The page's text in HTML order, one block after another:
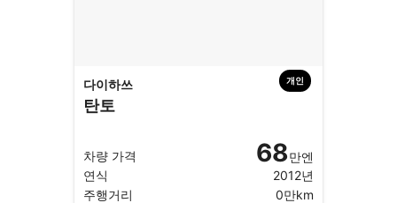
다이하쓰
탄토
차량 가격 68만엔
연식
2012년
주행거리
0만km
개인